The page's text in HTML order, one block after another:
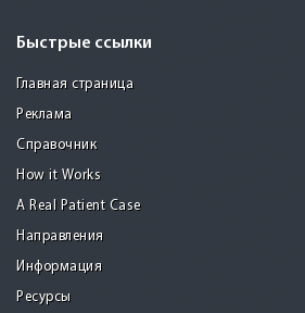
Быстрые ссылки
Главная страница
Реклама
Справочник
How it Works
A Real Patient Case
Направления
Информация
Ресурсы